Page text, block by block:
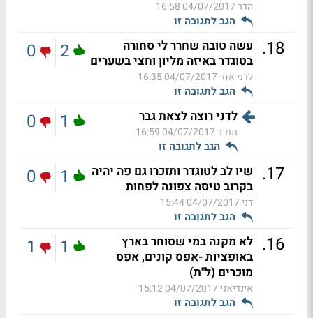
הדר04/07/2017 16:58
הגב לתגובה זו
18
. עשה טובה שחרר לי סחורה
בטוגדר באיזה מליון וחצי בשערים
לדני אחי04/07/2017 16:35
הגב לתגובה זו
2
0
לדני רוצה לצאת גבר
תמיר04/07/2017 16:59
הגב לתגובה זו
1
0
17
. שיו לב לטוגדר ותזכרו גם פה יהיה
בקרוב טיסה צפונה לפחות
דני04/07/2017 15:44
הגב לתגובה זו
1
0
16
. לא מקנה במי שסוחר בארץ
באופציות -אפס קונים, אפס
מוכרים (ל"ת)
אינדיאני04/07/2017 15:12
הגב לתגובה זו
1
1